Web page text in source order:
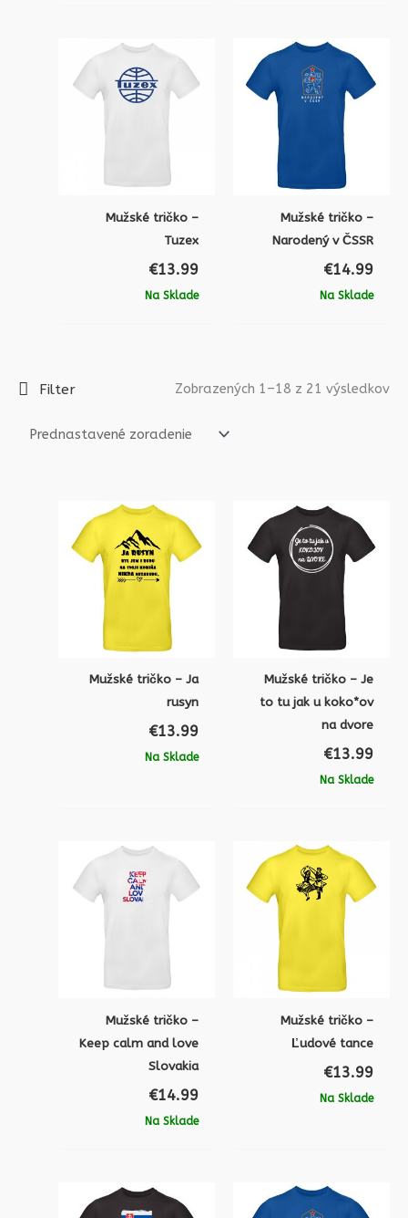
Mužské tričko –
Tuzex
€13.99
Na Sklade
Mužské tričko –
Narodený v ČSSR
€14.99
Na Sklade
Filter Zobrazených 1–18 z 21 výsledkov
Mužské tričko – Ja
rusyn
€13.99
Na Sklade
Mužské tričko – Je
to tu jak u koko*ov
na dvore
€13.99
Na Sklade
Mužské tričko –
Keep calm and love
Slovakia
€14.99
Na Sklade
Mužské tričko –
Ľudové tance
€13.99
Na Sklade